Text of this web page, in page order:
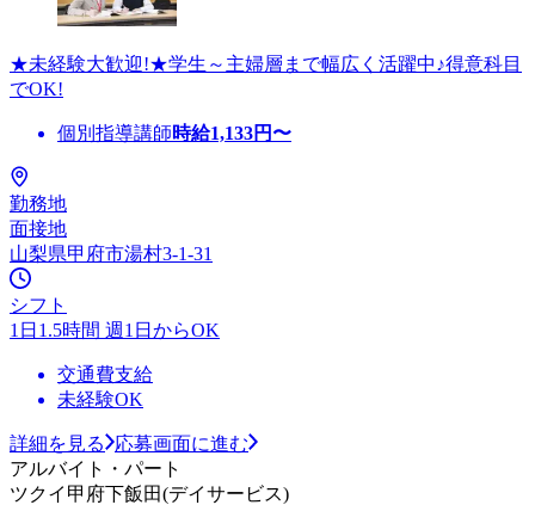
★未経験大歓迎!★学生～主婦層まで幅広く活躍中♪得意科目
でOK!
個別指導講師時給1,133円〜
勤務地
面接地
山梨県甲府市湯村3-1-31
シフト
1日1.5時間 週1日からOK
交通費支給
未経験OK
詳細を見る
応募画面に進む
アルバイト・パート
ツクイ甲府下飯田(デイサービス)